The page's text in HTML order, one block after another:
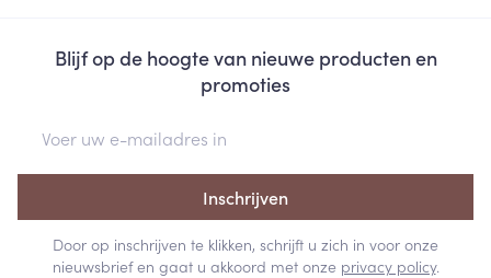
Blijf op de hoogte van nieuwe producten en
promoties
Inschrijven
Door op inschrijven te klikken, schrijft u zich in voor onze
nieuwsbrief en gaat u akkoord met onze privacy policy.